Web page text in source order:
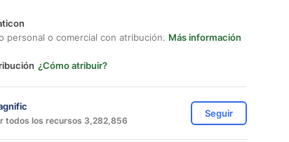
personal o comercial con atribución. Más información
¿Cómo atribuir?
todos los recursos 3,282,856
Seguir